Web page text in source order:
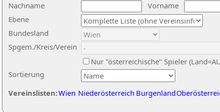
Nachname
Vorname
Ebene
Sortierung
Bundesland
Spgem./Kreis/Verein
Nur "österreichische" Spieler
Vereinslisten:Wien Niederösterreich Burgenland